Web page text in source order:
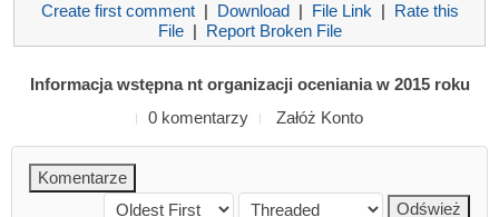
Create first comment| Download| File Link | Rate this
File| Report Broken File
Informacja wstępna nt organizacji oceniania w 2015 roku
0 komentarzy
Załóż Konto